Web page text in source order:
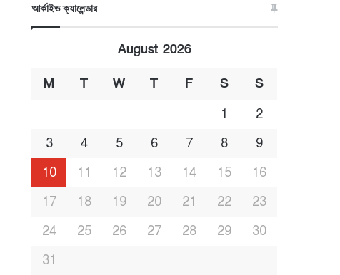
আর্কাইভ ক্যালেন্ডার
August 2026
M T W T F S S
1
2
3
4 5 6 7 8
9
10
11 12 13 14 15
16
17
18 19 20 21 22
23
24
25 26 27 28 29
30
31